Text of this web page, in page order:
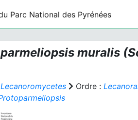
Parc National des Pyrénées
muralis
Lecanoromycetes Ordre :